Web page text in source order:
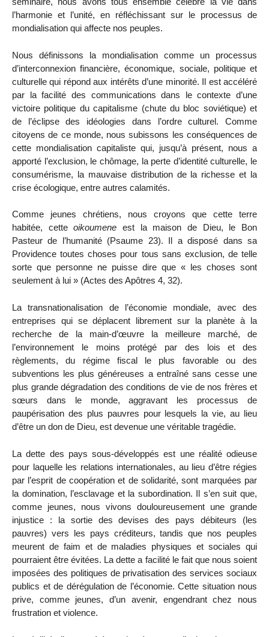
l’harmonie et l’unité, en réfléchissant sur le processus de
mondialisation qui affecte nos peuples.
Nous définissons la mondialisation comme un processus
d’interconnexion financière, économique, sociale, politique et
culturelle qui répond aux intérêts d’une minorité. Il est accéléré
par la facilité des communications dans le contexte d’une
victoire politique du capitalisme (chute du bloc soviétique) et
de l’éclipse des idéologies dans l’ordre culturel. Comme
citoyens de ce monde, nous subissons les conséquences de
cette mondialisation capitaliste qui, jusqu’à présent, nous a
apporté l’exclusion, le chômage, la perte d’identité culturelle, le
consumérisme, la mauvaise distribution de la richesse et la
crise écologique, entre autres calamités.
Comme jeunes chrétiens, nous croyons que cette terre
habitée, cetteoikoumene est la maison de Dieu, le Bon
Pasteur de l’humanité (Psaume 23). Il a disposé dans sa
Providence toutes choses pour tous sans exclusion, de telle
sorte que personne ne puisse dire que « les choses sont
seulement à lui » (Actes des Apôtres 4, 32).
La transnationalisation de l’économie mondiale, avec des
entreprises qui se déplacent librement sur la planète à la
recherche de la main-d’œuvre la meilleure marché, de
l’environnement le moins protégé par des lois et des
règlements, du régime fiscal le plus favorable ou des
subventions les plus généreuses a entraîné sans cesse une
plus grande dégradation des conditions de vie de nos frères et
sœurs dans le monde, aggravant les processus de
paupérisation des plus pauvres pour lesquels la vie, au lieu
d’être un don de Dieu, est devenue une véritable tragédie.
La dette des pays sous-développés est une réalité odieuse
pour laquelle les relations internationales, au lieu d’être régies
par l’esprit de coopération et de solidarité, sont marquées par
la domination, l’esclavage et la subordination. Il s’en suit que,
comme jeunes, nous vivons douloureusement une grande
injustice : la sortie des devises des pays débiteurs (les
pauvres) vers les pays créditeurs, tandis que nos peuples
meurent de faim et de maladies physiques et sociales qui
pourraient être évitées. La dette a facilité le fait que nous soient
imposées des politiques de privatisation des services sociaux
publics et de dérégulation de l’économie. Cette situation nous
prive, comme jeunes, d’un avenir, engendrant chez nous
frustration et violence.